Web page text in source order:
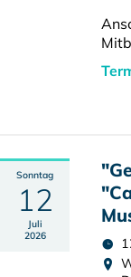
Sonntag
12
Juli
2026